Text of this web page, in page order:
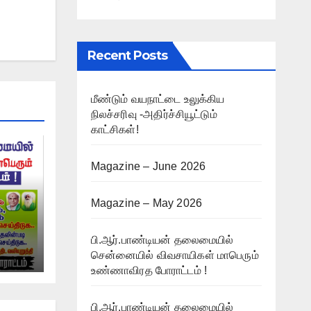
!
Recent Posts
மீண்டும் வயநாட்டை உலுக்கிய
நிலச்சரிவு -அதிர்ச்சியூட்டும்
காட்சிகள்!
Magazine – June 2026
Magazine – May 2026
பி.ஆர்.பாண்டியன் தலைமையில்
சென்னையில் விவசாயிகள் மாபெரும்
உண்ணாவிரத போராட்டம் !
பி.ஆர்.பாண்டியன் தலைமையில்